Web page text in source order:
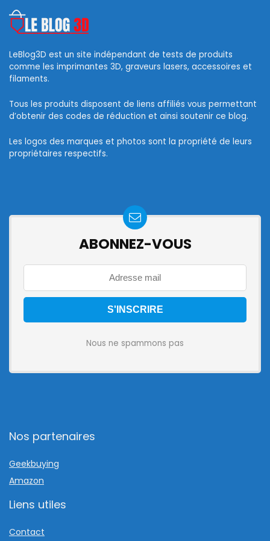
LeBlog3D est un site indépendant de tests de produits
comme les imprimantes 3D, graveurs lasers, accessoires et
filaments.
Tous les produits disposent de liens affiliés vous permettant
d’obtenir des codes de réduction et ainsi soutenir ce blog.
Les logos des marques et photos sont la propriété de leurs
propriétaires respectifs.
ABONNEZ-VOUS
Nous ne spammons pas
Nos partenaires
Geekbuying
Amazon
Liens utiles
Contact